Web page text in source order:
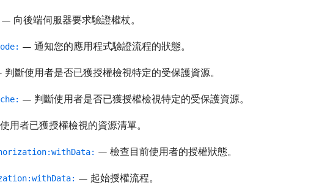
— 向後端伺服器要求驗證權杖。
— 通知您的應用程式驗證流程的狀態。
斷使用者是否已獲授權檢視特定的受保護資源。
— 判斷使用者是否已獲授權檢視特定的受保護資源。
用者已獲授權檢視的資源清單。
— 檢查目前使用者的授權狀態。
— 起始授權流程。